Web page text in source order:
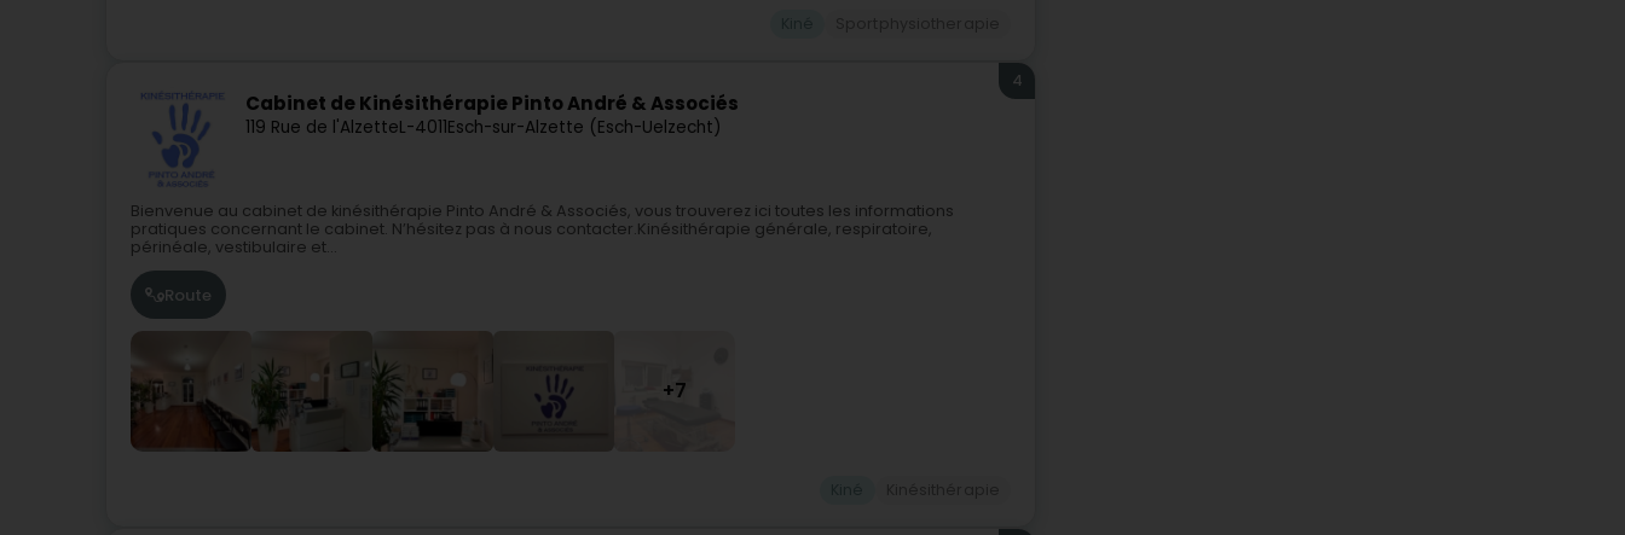
Cabinet de Kinésithérapie Pinto André & Associés
119 Rue de l'AlzetteL-4011Esch-sur-Alzette (Esch-Uelzecht)
4
Bienvenue au cabinet de kinésithérapie Pinto André & Associés, vous trouverez ici toutes les informations
pratiques concernant le cabinet. N’hésitez pas à nous contacter.Kinésithérapie générale, respiratoire,
périnéale, vestibulaire et...
Route
+7